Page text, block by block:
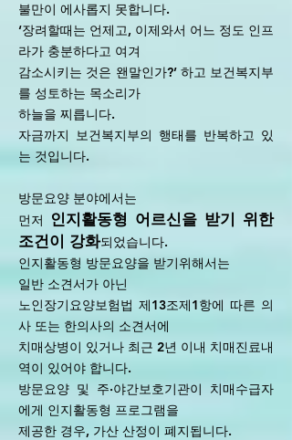
불만이 에사롭지 못합니다.
‘장려할때는 언제고, 이제와서 어느 정도 인프
라가 충분하다고 여겨
감소시키는 것은 왠말인가?’ 하고 보건복지부
를 성토하는 목소리가
하늘을 찌릅니다.
자금까지 보건복지부의 행태를 반복하고 있
는 것입니다.
방문요양 분야에서는
먼저
인지활동형 어르신을 받기 위한
조건이 강화되었습니다.
인지활동형 방문요양을 받기위해서는
일반 소견서가 아닌
노인장기요양보험법 제13조제1항에 따른 의
사 또는 한의사의 소견서에
치매상병이 있거나 최근 2년 이내 치매진료내
역이 있어야 합니다.
방문요양 및 주·야간보호기관이 치매수급자
에게 인지활동형 프로그램을
제공한 경우, 가산 산정이 폐지됩니다.